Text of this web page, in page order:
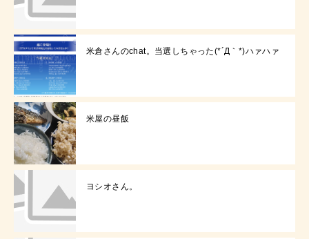
米倉さんのchat。当選しちゃった(*´Д｀*)ハァハァ
米屋の昼飯
ヨシオさん。